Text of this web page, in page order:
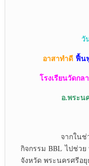
วั
อาสาทำดีฟื้น
โรงเรียนวัดกล
อ.พระน
จากในช่วงที่ผ่า
กิจกรรม BBL ไปช่ว
จังหวัด พระนครศรีอ